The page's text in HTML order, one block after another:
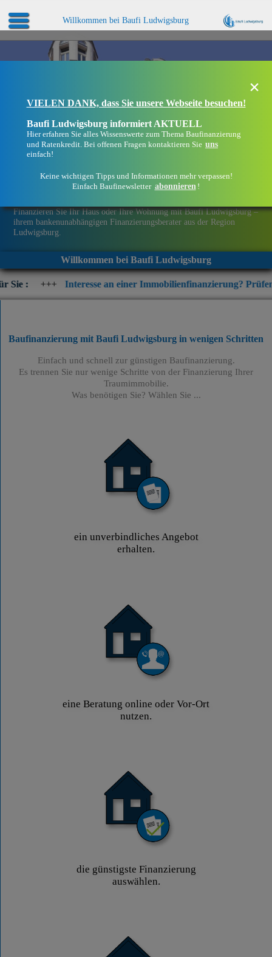
Willkommen bei Baufi Ludwigsburg
Finanzieren Sie Ihr Haus oder Ihre Wohnung mit Baufi Ludwigsburg –
ihrem bankenunabhängigen Finanzierungsberater aus der Region
Ludwigsburg.
Willkommen bei Baufi Ludwigsburg
Interesse an einer Immobilienfinanzierung? Prüfen Sie jetzt
×
VIELEN DANK, dass Sie unsere Webseite besuchen!
Baufi Ludwigsburg informiert AKTUELL
Hier erfahren Sie alles Wissenswerte zum Thema Baufinanzierung
und Ratenkredit. Bei offenen Fragen kontaktieren Sie uns
einfach!
Keine wichtigen Tipps und Informationen mehr verpassen!
Einfach Baufinewsletter abonnieren !
Baufinanzierung mit Baufi Ludwigsburg in wenigen Schritten
Einfach und schnell zur günstigen Baufinanzierung.
Es trennen Sie nur wenige Schritte von der Finanzierung Ihrer
Traumimmobilie.
Was benötigen Sie? Wählen Sie ...
ein unverbindliches Angebot
erhalten.
eine Beratung online oder Vor-Ort
nutzen.
die günstigste Finanzierung
auswählen.